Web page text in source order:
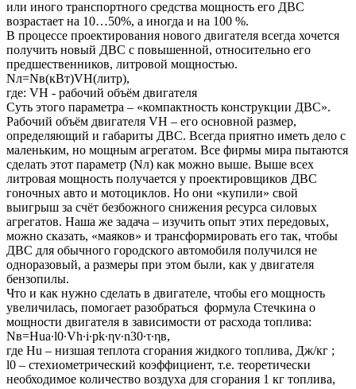
или иного транспортного средства мощность его ДВС
возрастает на 10…50%, а иногда и на 100 %.
В процессе проектирования нового двигателя всегда хочется
получить новый ДВС с повышенной, относительно его
предшественников, литровой мощностью.
Nл=Nв(кВт)VH(литр),
где: VН - рабочий объём двигателя
Суть этого параметра – «компактность конструкции ДВС».
Рабочий объём двигателя VН – его основной размер,
определяющий и габариты ДВС. Всегда приятно иметь дело с
маленьким, но мощным агрегатом. Все фирмы мира пытаются
сделать этот параметр (Nл) как можно выше. Выше всех
литровая мощность получается у проектировщиков ДВС
гоночных авто и мотоциклов. Но они «купили» свой
выигрыш за счёт безбожного снижения ресурса силовых
агрегатов. Наша же задача – изучить опыт этих передовых,
можно сказать, «маяков» и трансформировать его так, чтобы
ДВС для обычного городского автомобиля получился не
одноразовый, а размеры при этом были, как у двигателя
бензопилы.
Что и как нужно сделать в двигателе, чтобы его мощность
увеличилась, помогает разобраться формула Стечкина о
мощности двигателя в зависимости от расхода топлива:
Nв=Нua∙l0∙Vh∙i∙pk∙ηv∙n30∙τ∙ηв,
где Нu – низшая теплота сгорания жидкого топлива, Дж/кг ;
l0 – стехиометрический коэффициент, т.е. теоретически
необходимое количество воздуха для сгорания 1 кг топлива,